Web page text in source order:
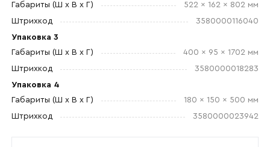
Габариты (Ш x В x Г)
522 x 162 x 802 мм
Штрихкод
3580000116040
Упаковка 3
Габариты (Ш x В x Г)
400 x 95 x 1702 мм
Штрихкод
3580000018283
Упаковка 4
Габариты (Ш x В x Г)
180 x 150 x 500 мм
Штрихкод
3580000023942